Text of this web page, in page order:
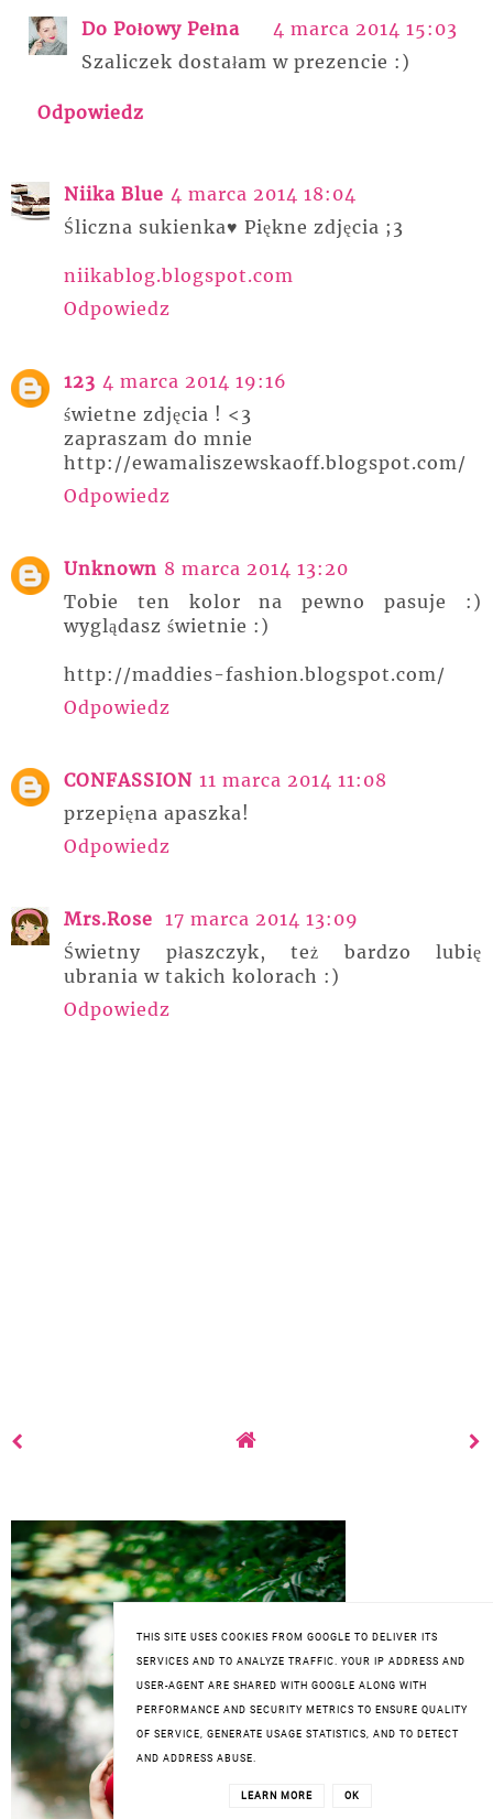
Do Połowy Pełna
4 marca 2014 15:03
Szaliczek dostałam w prezencie :)
Odpowiedz
Niika Blue 4 marca 2014 18:04
Śliczna sukienka♥ Piękne zdjęcia ;3
niikablog.blogspot.com
Odpowiedz
123 4 marca 2014 19:16
świetne zdjęcia ! <3
zapraszam do mnie
http://ewamaliszewskaoff.blogspot.com/
Odpowiedz
Unknown 8 marca 2014 13:20
Tobie ten kolor na pewno pasuje :)
wyglądasz świetnie :)
http://maddies-fashion.blogspot.com/
Odpowiedz
CONFASSION 11 marca 2014 11:08
przepięna apaszka!
Odpowiedz
Mrs.Rose 17 marca 2014 13:09
Świetny płaszczyk, też bardzo lubię
ubrania w takich kolorach :)
Odpowiedz
THIS SITE USES COOKIES FROM GOOGLE TO DELIVER ITS
SERVICES AND TO ANALYZE TRAFFIC. YOUR IP ADDRESS AND
USER-AGENT ARE SHARED WITH GOOGLE ALONG WITH
PERFORMANCE AND SECURITY METRICS TO ENSURE QUALITY
OF SERVICE, GENERATE USAGE STATISTICS, AND TO DETECT
AND ADDRESS ABUSE.
LEARN MORE OK